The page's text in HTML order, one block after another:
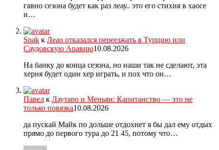
гавно сезона будет как раз леау.. это его стихия в хаосе
и…
Snak к Леао отказался переезжать в Турцию или
Саудовскую Аравию10.08.2026
На банку до конца сезона, но наши так не сделают, эта
херня будет один хер играть, и пох что он…
Павел к Лаутаро и Меньян: Капитанство — это не
только повязка10.08.2026
да пускай Майк по дольше отдохнет я бы дал ему отдых
прямо до первого тура до 21 45, потому что…